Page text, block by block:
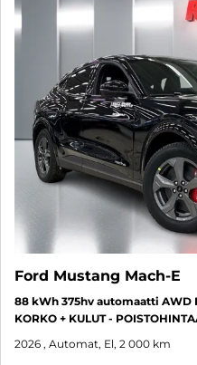
Ford Mustang Mach-E
88 kWh 375hv automaatti AWD
KORKO + KULUT -
2026 , Automat, El, 2 000 km